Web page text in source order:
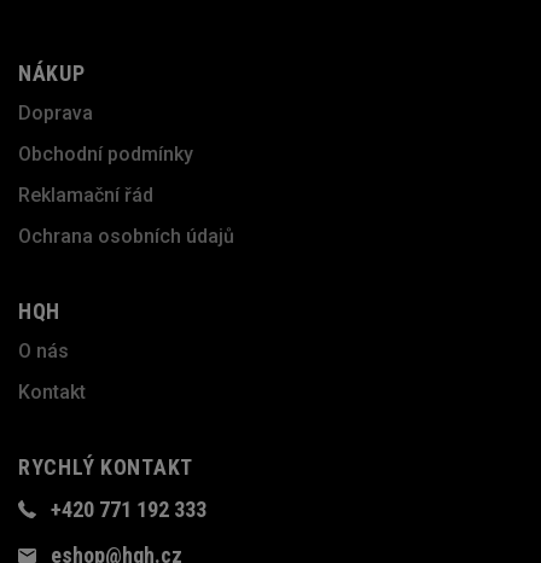
NÁKUP
Doprava
Obchodní podmínky
Reklamační řád
Ochrana osobních údajů
HQH
O nás
Kontakt
RYCHLÝ KONTAKT
+420 771 192 333
eshop@hqh.cz